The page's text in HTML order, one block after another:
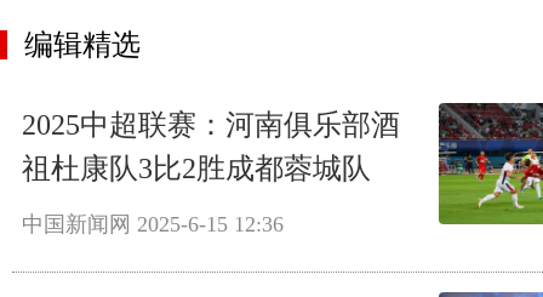
编辑精选
2025中超联赛：河南俱乐部酒
祖杜康队3比2胜成都蓉城队
中国新闻网 2025-6-15 12:36